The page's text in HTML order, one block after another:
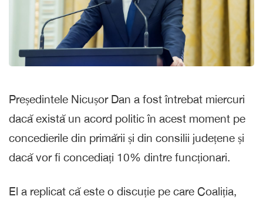
Președintele Nicușor Dan a fost întrebat miercuri
dacă există un acord politic în acest moment pe
concedierile din primării și din consilii județene și
dacă vor fi concediați 10% dintre funcționari.
El a replicat că este o discuție pe care Coaliția,